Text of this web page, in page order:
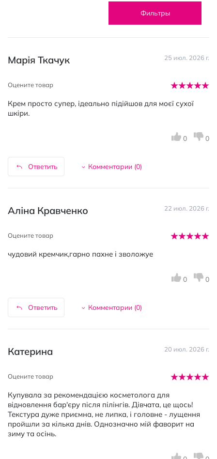
Фильтры
Марія Ткачук 25 июл. 2026 г.
Оцените товар
Крем просто супер, ідеально підійшов для моєї сухої
шкіри.
Ответить Комментарии (0)
0 0
Аліна Кравченко 22 июл. 2026 г.
Оцените товар
чудовий кремчик,гарно пахне і зволожуе
Ответить Комментарии (0)
0 0
Катерина 20 июл. 2026 г.
Оцените товар
Купувала за рекомендацією косметолога для
відновлення бар'єру після пілінгів. Дівчата, це щось!
Текстура дуже приємна, не липка, і головне - лущення
пройшли за кілька днів. Однозначно мій фаворит на
зиму та осінь.